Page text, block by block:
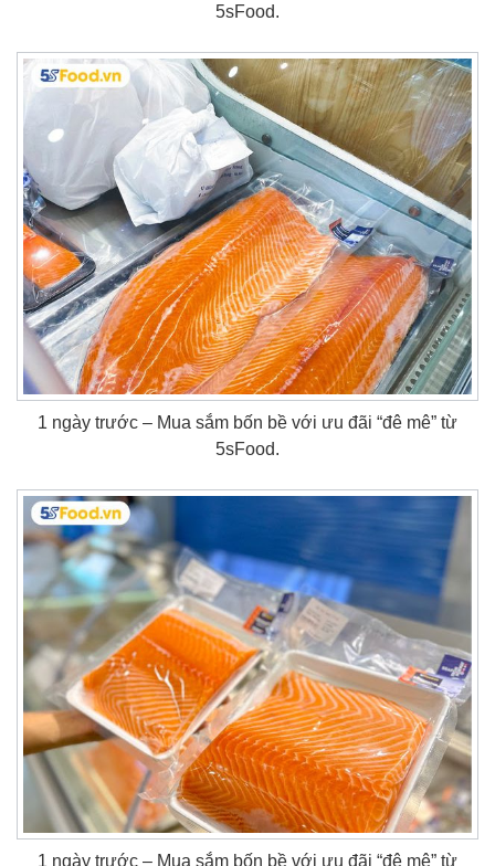
5sFood.
1 ngày trước – Mua sắm bốn bề với ưu đãi “đê mê” từ
5sFood.
1 ngày trước – Mua sắm bốn bề với ưu đãi “đê mê” từ